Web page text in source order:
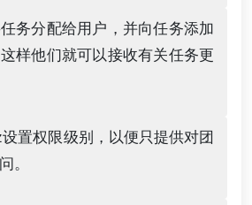
务分配给用户，并向任务添加
样他们就可以接收有关任务更
置权限级别，以便只提供对团
。